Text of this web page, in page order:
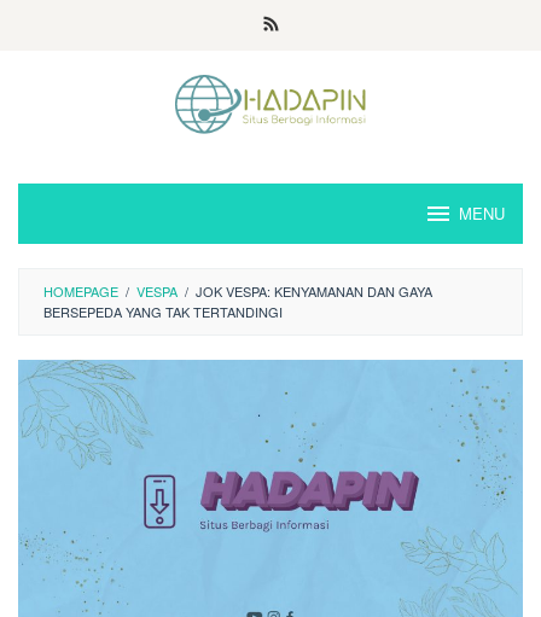
MENU
HOMEPAGE / VESPA / JOK VESPA: KENYAMANAN DAN GAYA
BERSEPEDA YANG TAK TERTANDINGI